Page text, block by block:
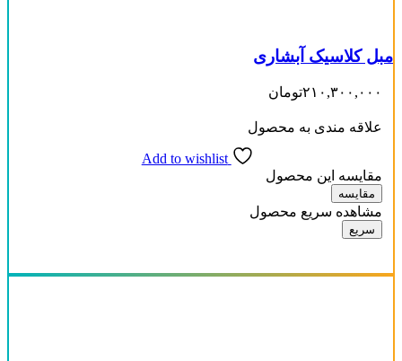
مبل کلاسیک آبشاری
۲۱۰,۳۰۰,۰۰۰تومان
علاقه مندی به محصول
Add to wishlist
مقایسه این محصول
مقایسه
مشاهده سریع محصول
سریع